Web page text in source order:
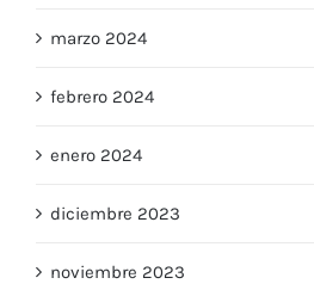
marzo 2024
febrero 2024
enero 2024
diciembre 2023
noviembre 2023